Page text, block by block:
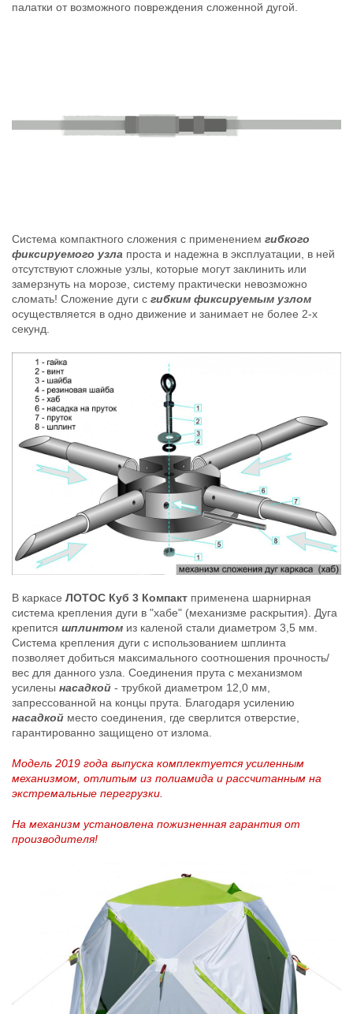
палатки от возможного повреждения сложенной дугой.
Система компактного сложения с применением гибкого
фиксируемого узла проста и надежна в эксплуатации, в ней
отсутствуют сложные узлы, которые могут заклинить или
замерзнуть на морозе, систему практически невозможно
сломать! Сложение дуги с гибким фиксируемым узлом
осуществляется в одно движение и занимает не более 2-х
секунд.
В каркасе ЛОТОС Куб 3 Компакт применена шарнирная
система крепления дуги в "хабе" (механизме раскрытия). Дуга
крепится шплинтом из каленой стали диаметром 3,5 мм.
Система крепления дуги с использованием шплинта
позволяет добиться максимального соотношения прочность/
вес для данного узла. Соединения прута с механизмом
усилены насадкой - трубкой диаметром 12,0 мм,
запрессованной на концы прута. Благодаря усилению
насадкой место соединения, где сверлится отверстие,
гарантированно защищено от излома.
Модель 2019 года выпуска комплектуется усиленным
механизмом, отлитым из полиамида и рассчитанным на
экстремальные перегрузки.
На механизм установлена пожизненная гарантия от
производителя!